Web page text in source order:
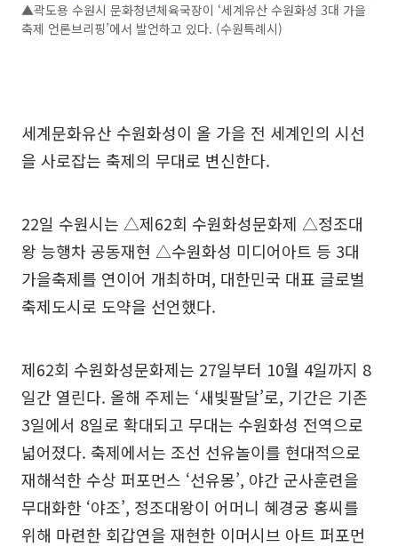
▲곽도용 수원시 문화청년체육국장이 ‘세계유산 수원화성 3대 가을
축제 언론브리핑’에서 발언하고 있다. (수원특례시)
세계문화유산 수원화성이 올 가을 전 세계인의 시선
을 사로잡는 축제의 무대로 변신한다.
22일 수원시는 △제62회 수원화성문화제 △정조대
왕 능행차 공동재현 △수원화성 미디어아트 등 3대
가을축제를 연이어 개최하며, 대한민국 대표 글로벌
축제도시로 도약을 선언했다.
제62회 수원화성문화제는 27일부터 10월 4일까지 8
일간 열린다. 올해 주제는 ‘새빛팔달’로, 기간은 기존
3일에서 8일로 확대되고 무대는 수원화성 전역으로
넓어졌다. 축제에서는 조선 선유놀이를 현대적으로
재해석한 수상 퍼포먼스 ‘선유몽’, 야간 군사훈련을
무대화한 ‘야조’, 정조대왕이 어머니 혜경궁 홍씨를
위해 마련한 회갑연을 재현한 이머시브 아트 퍼포먼